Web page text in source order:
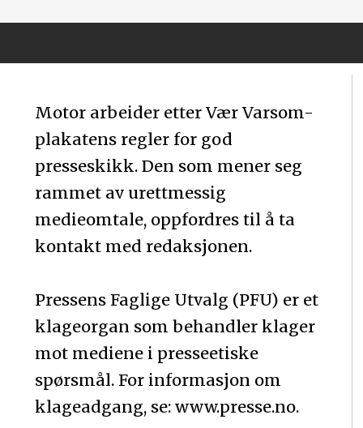
Motor arbeider etter Vær Varsom-
plakatens regler for god
presseskikk. Den som mener seg
rammet av urettmessig
medieomtale, oppfordres til å ta
kontakt med redaksjonen.
Pressens Faglige Utvalg (PFU) er et
klageorgan som behandler klager
mot mediene i presseetiske
spørsmål. For informasjon om
klageadgang, se: www.presse.no.